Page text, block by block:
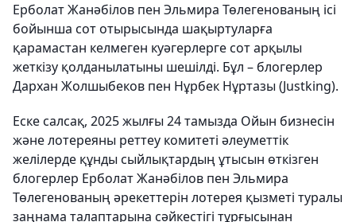
Ерболат Жанәбілов пен Эльмира Төлегенованың ісі
бойынша сот отырысында шақыртуларға
қарамастан келмеген куәгерлерге сот арқылы
жеткізу қолданылатыны шешілді. Бұл – блогерлер
Дархан Жолшыбеков пен Нұрбек Нұртазы (Justking).
Еске салсақ, 2025 жылғы 24 тамызда Ойын бизнесін
және лотереяны реттеу комитеті әлеуметтік
желілерде құнды сыйлықтардың ұтысын өткізген
блогерлер Ерболат Жанәбілов пен Эльмира
Төлегенованың әрекеттерін лотерея қызметі туралы
заңнама талаптарына сәйкестігі тұрғысынан